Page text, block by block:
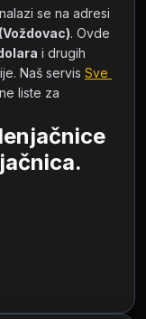
. Ovde
i drugih
Naš servis Sve
liste za